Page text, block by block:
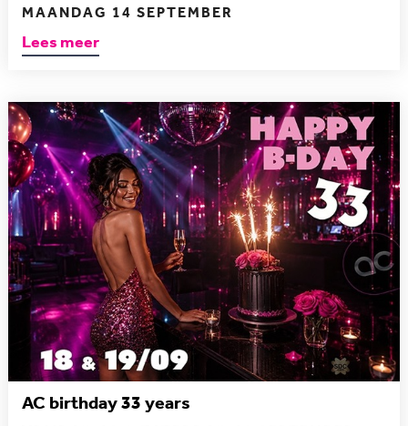
MAANDAG 14 SEPTEMBER
Lees meer
AC birthday 33 years